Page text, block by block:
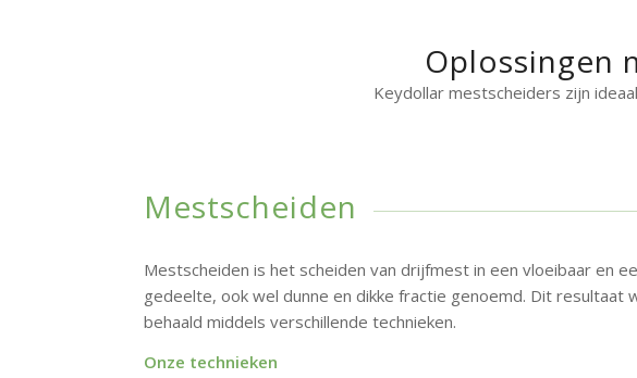
Oplossingen
Keydollar mestscheiders zijn
Mestscheiden
Mestscheiden is het scheiden van drijfmest in een vloeibaar en
gedeelte, ook wel dunne en dikke fractie genoemd. Dit resultaat
behaald middels verschillende technieken.
Onze technieken